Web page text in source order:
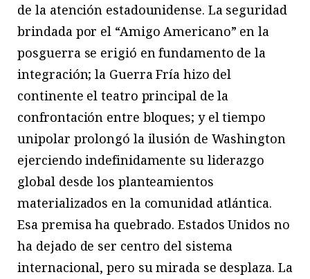
de la atención estadounidense. La seguridad
brindada por el “Amigo Americano” en la
posguerra se erigió en fundamento de la
integración; la Guerra Fría hizo del
continente el teatro principal de la
confrontación entre bloques; y el tiempo
unipolar prolongó la ilusión de Washington
ejerciendo indefinidamente su liderazgo
global desde los planteamientos
materializados en la comunidad atlántica.
Esa premisa ha quebrado. Estados Unidos no
ha dejado de ser centro del sistema
internacional, pero su mirada se desplaza. La